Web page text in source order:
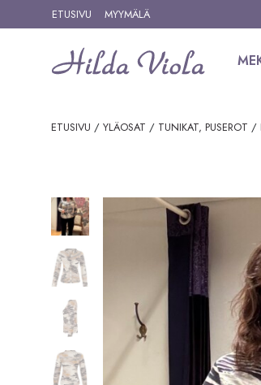
Siirry sisältöön
ETUSIVU MYYMÄLÄ
ETUSIVU / YLÄOSAT / TUNIKAT, PUSEROT /